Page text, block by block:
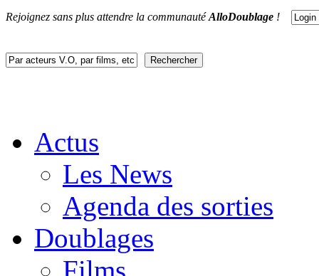
Rejoignez sans plus attendre la communautéAlloDoublage !
Actus
Les News
Agenda des sorties
Doublages